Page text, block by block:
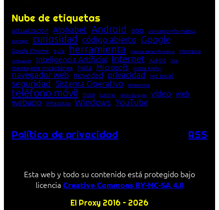
Nube de etiquetas
actualización Alphabet Android app concepto informático
consejo
curiosidad código abierto Google
Google Chrome guía herramienta historia de la Informática Informática
innovación Inteligencia Artificial Internet juego lista
mensajería instantánea Meta Microsoft Mozilla Firefox
navegador web novedad privacidad red social
seguridad Sistema Operativo streaming
teléfono móvil truco tutorial Unión Europea vídeo web
webapp WhatsApp Windows YouTube
Política de privacidad RSS
Esta web y todo su contenido está protegido bajo
licencia Creative Commons BY-NC-SA 4.0
El Proxy 2016 – 2026